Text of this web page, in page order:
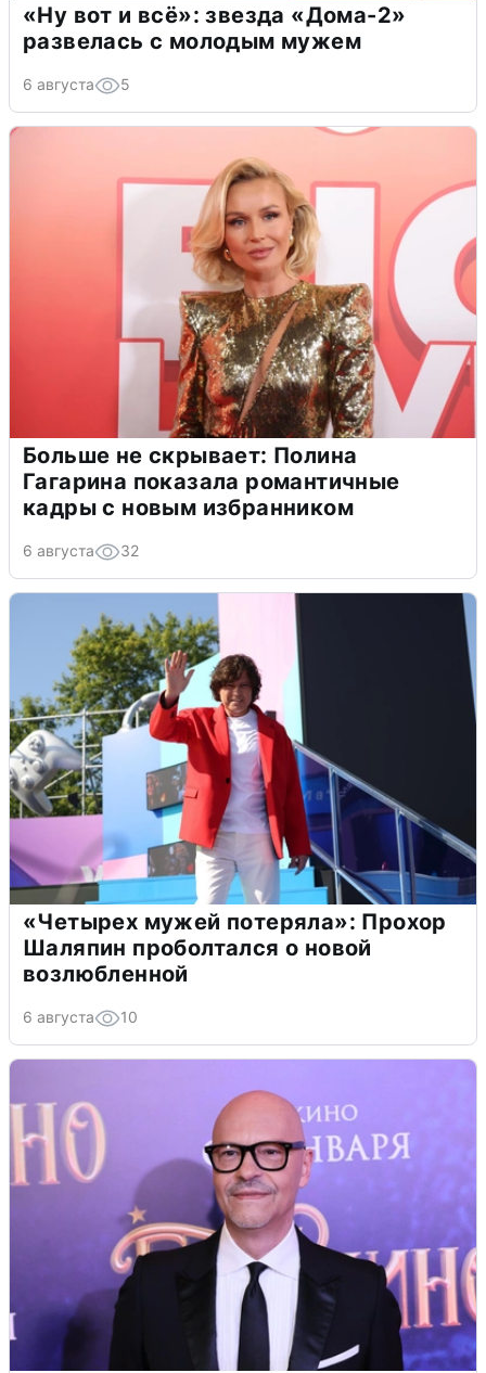
«Ну вот и всё»: звезда «Дома-2»
развелась с молодым мужем
6 августа 5
Больше не скрывает: Полина
Гагарина показала романтичные
кадры с новым избранником
6 августа 32
«Четырех мужей потеряла»: Прохор
Шаляпин проболтался о новой
возлюбленной
6 августа 10